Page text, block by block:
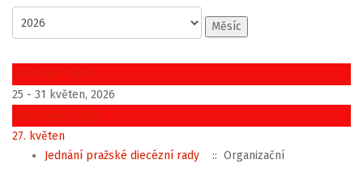
Měsíc
Předchozí týden
25 - 31 květen, 2026
Následující týden
27. květen
Jednání pražské diecézní rady
:: Organizační